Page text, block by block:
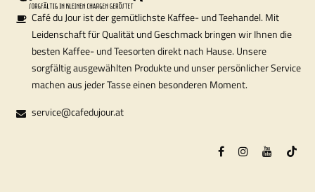
Café du Jour ist der gemütlichste Kaffee- und Teehandel. Mit
Leidenschaft für Qualität und Geschmack bringen wir Ihnen die
besten Kaffee- und Teesorten direkt nach Hause. Unsere
sorgfältig ausgewählten Produkte und unser persönlicher Service
machen aus jeder Tasse einen besonderen Moment.
service@cafedujour.at